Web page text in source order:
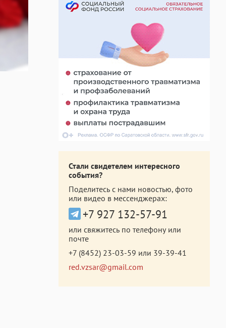
Стали свидетелем интересного
события?
Поделитесь с нами новостью, фото
или видео в мессенджерах:
+7 927 132-57-91
или свяжитесь по телефону или
почте
+7 (8452) 23-03-59 или 39-39-41
red.vzsar@gmail.com